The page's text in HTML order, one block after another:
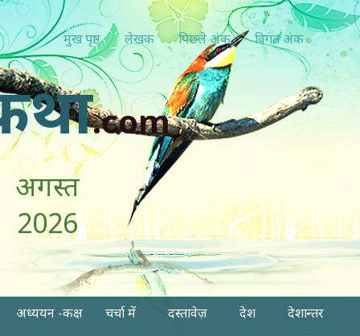
मुख पृष्ठ लेखक पिछ्ले अंक विगत अंक
.com
अगस्त
2026
अध्ययन -कक्ष चर्चा में दस्तावेज़ देश
देशान्तर